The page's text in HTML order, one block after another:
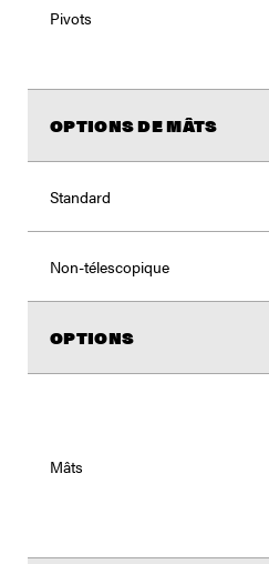
Pivots
OPTIONS DE MÂTS
Standard
Non-télescopique
OPTIONS
Mâts